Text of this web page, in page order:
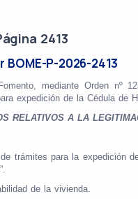
2413
BOME-P-2026-2413
mediante Orden
expedición de la Cédula de
RELATIVOS A LA
trámites para la expedición
de la vivienda.